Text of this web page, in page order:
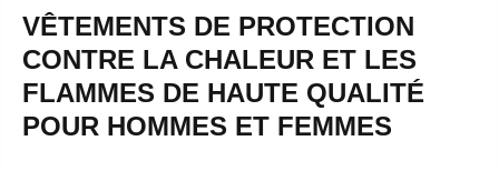
VÊTEMENTS DE PROTECTION
CONTRE LA CHALEUR ET LES
FLAMMES DE HAUTE QUALITÉ
POUR HOMMES ET FEMMES